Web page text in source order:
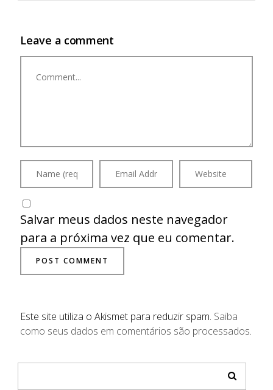
Leave a comment
Salvar meus dados neste navegador
para a próxima vez que eu comentar.
Este site utiliza o Akismet para reduzir spam. Saiba
como seus dados em comentários são processados.